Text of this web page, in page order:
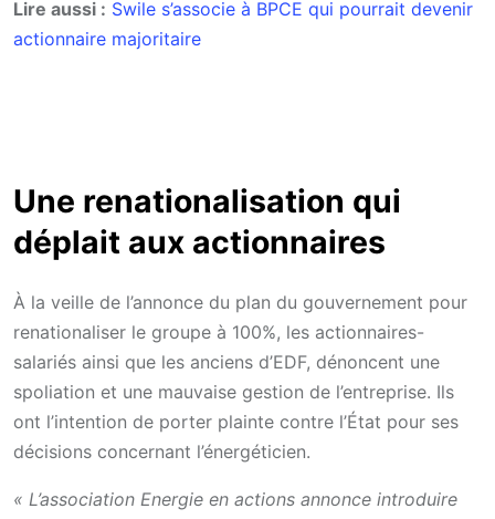
Lire aussi : Swile s’associe à BPCE qui pourrait devenir
actionnaire majoritaire
Une renationalisation qui
déplait aux actionnaires
À la veille de l’annonce du plan du gouvernement pour
renationaliser le groupe à 100%, les actionnaires-
salariés ainsi que les anciens d’EDF, dénoncent une
spoliation et une mauvaise gestion de l’entreprise. Ils
ont l’intention de porter plainte contre l’État pour ses
décisions concernant l’énergéticien.
« L’association Energie en actions annonce introduire